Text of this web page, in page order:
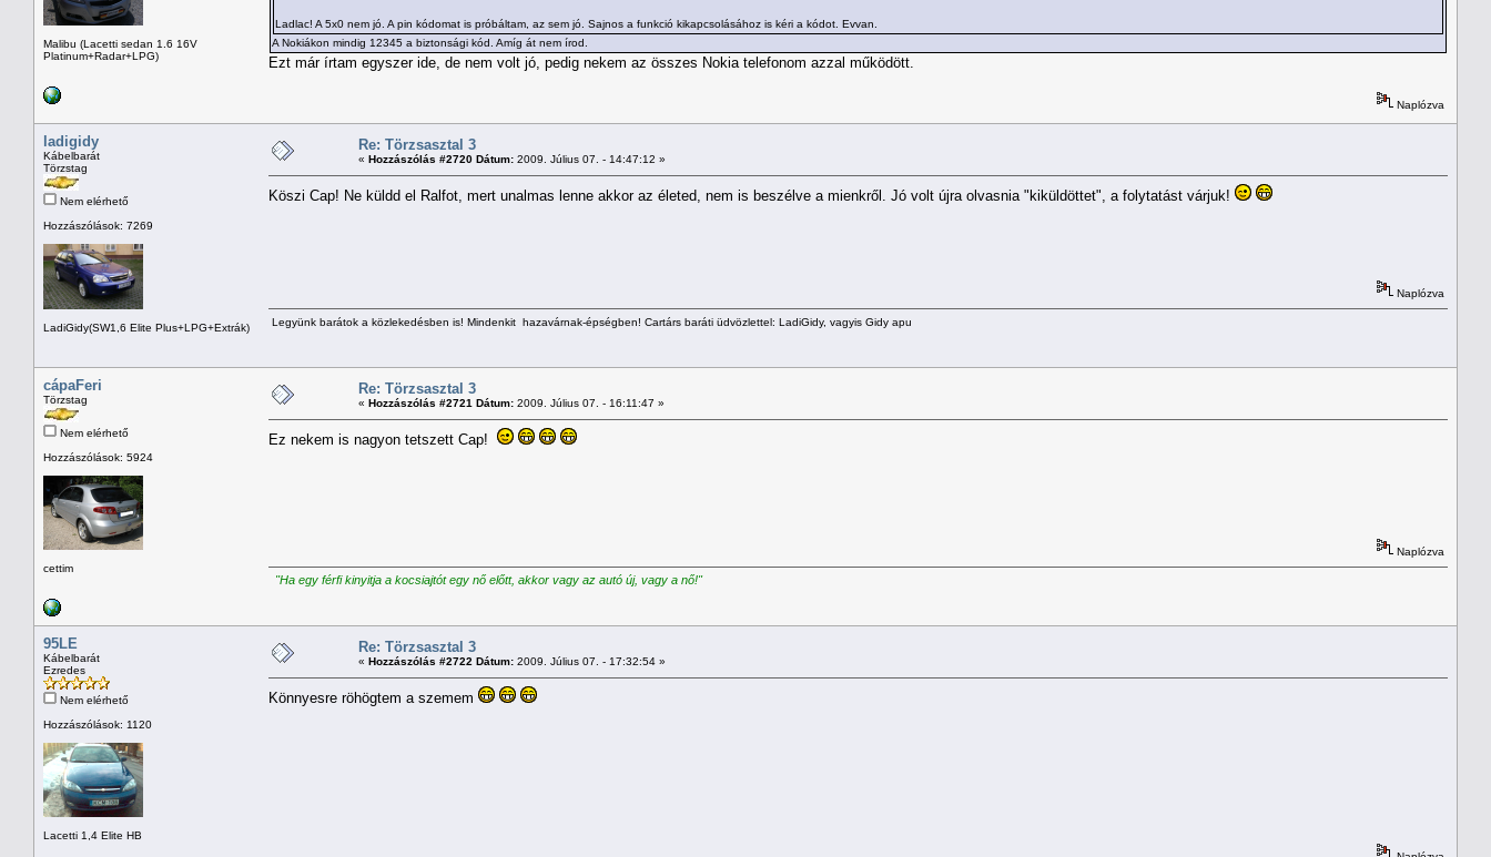
Malibu (Lacetti sedan 1.6 16V
Platinum+Radar+LPG)
Ladlac! A 5x0 nem jó. A pin kódomat is próbáltam, az sem jó. Sajnos a funkció kikapcsolásához is kéri a kódot. Evvan.
A Nokiákon mindig 12345 a biztonsági kód. Amíg át nem írod.
Ezt már írtam egyszer ide, de nem volt jó, pedig nekem az összes Nokia telefonom azzal működött.
Naplózva
ladigidy
Kábelbarát
Törzstag
Nem elérhető
Hozzászólások: 7269
LadiGidy(SW1,6 Elite Plus+LPG+Extrák)
Re: Törzsasztal 3
« Hozzászólás #2720 Dátum: 2009. Július 07. - 14:47:12 »
Köszi Cap! Ne küldd el Ralfot, mert unalmas lenne akkor az életed, nem is beszélve a mienkről. Jó volt újra olvasnia "kiküldöttet", a folytatást várjuk!
Naplózva
Legyünk barátok a közlekedésben is! Mindenkit hazavárnak-épségben! Cartárs baráti üdvözlettel: LadiGidy, vagyis Gidy apu
cápaFeri
Törzstag
Nem elérhető
Hozzászólások: 5924
cettim
Re: Törzsasztal 3
« Hozzászólás #2721 Dátum: 2009. Július 07. - 16:11:47 »
Ez nekem is nagyon tetszett Cap!
Naplózva
"Ha egy férfi kinyitja a kocsiajtót egy nő előtt, akkor vagy az autó új, vagy a nő!"
95LE
Kábelbarát
Ezredes
Nem elérhető
Hozzászólások: 1120
Lacetti 1,4 Elite HB
Re: Törzsasztal 3
« Hozzászólás #2722 Dátum: 2009. Július 07. - 17:32:54 »
Könnyesre röhögtem a szemem